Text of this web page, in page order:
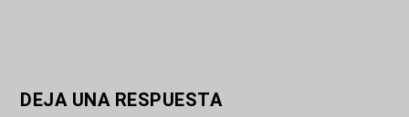
DEJA UNA RESPUESTA